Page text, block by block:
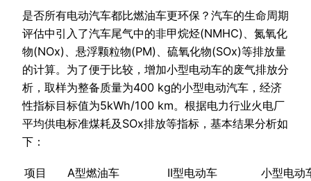
是否所有电动汽车都比燃油车更环保？汽车的生命周期
评估中引入了汽车尾气中的非甲烷烃(NMHC)、氮氧化
物(NOx)、悬浮颗粒物(PM)、硫氧化物(SOx)等排放量
的计算。为了便于比较，增加小型电动车的废气排放分
析，取样为整备质量为400 kg的小型电动汽车，经济
性指标目标值为5kWh/100 km。根据电力行业火电厂
平均供电标准煤耗及SOx排放等指标，基本结果分析如
下：
项目 A型燃油车 II型电动车
小型电动